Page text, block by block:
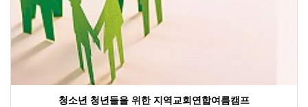
청소년 청년들을 위한 지역교회연합여름캠프